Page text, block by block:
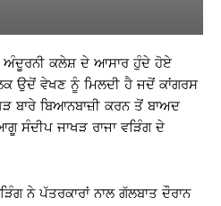
ਅੰਦੂਰਨੀ ਕਲੇਸ਼ ਦੇ ਆਸਾਰ ਹੁੰਦੇ ਹੋਏ
ਉਦੋਂ ਵੇਖਣ ਨੂੰ ਮਿਲਦੀ ਹੈ ਜਦੋਂ ਕਾਂਗਰਸ
ਬਾਰੇ ਬਿਆਨਬਾਜ਼ੀ ਕਰਨ ਤੋਂ ਬਾਅਦ
ਸੰਦੀਪ ਜਾਖੜ ਰਾਜਾ ਵੜਿੰਗ ਦੇ
ਨੇ ਪੱਤਰਕਾਰਾਂ ਨਾਲ ਗੱਲਬਾਤ ਦੌਰਾਨ